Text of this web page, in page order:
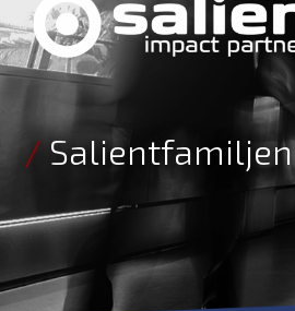
/Salientfamiljen